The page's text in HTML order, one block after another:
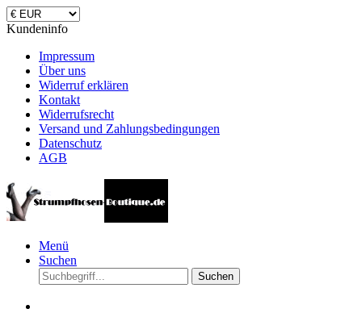
Kundeninfo
Impressum
Über uns
Widerruf erklären
Kontakt
Widerrufsrecht
Versand und Zahlungsbedingungen
Datenschutz
AGB
Menü
Suchen
Suchen